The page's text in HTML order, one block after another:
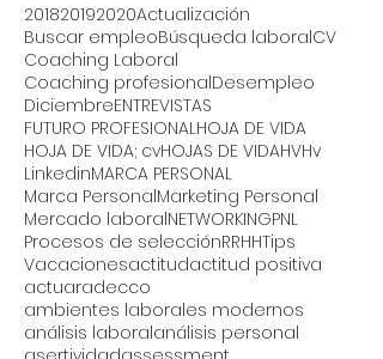
201820192020Actualización
Buscar empleoBúsqueda laboralCV
Coaching Laboral
Coaching profesionalDesempleo
DiciembreENTREVISTAS
FUTURO PROFESIONALHOJA DE VIDA
HOJA DE VIDA; cvHOJAS DE VIDAHVHv
LinkedinMARCA PERSONAL
Marca PersonalMarketing Personal
Mercado laboralNETWORKINGPNL
Procesos de selecciónRRHHTips
Vacacionesactitudactitud positiva
actuaradecco
ambientes laborales modernos
análisis laboralanálisis personal